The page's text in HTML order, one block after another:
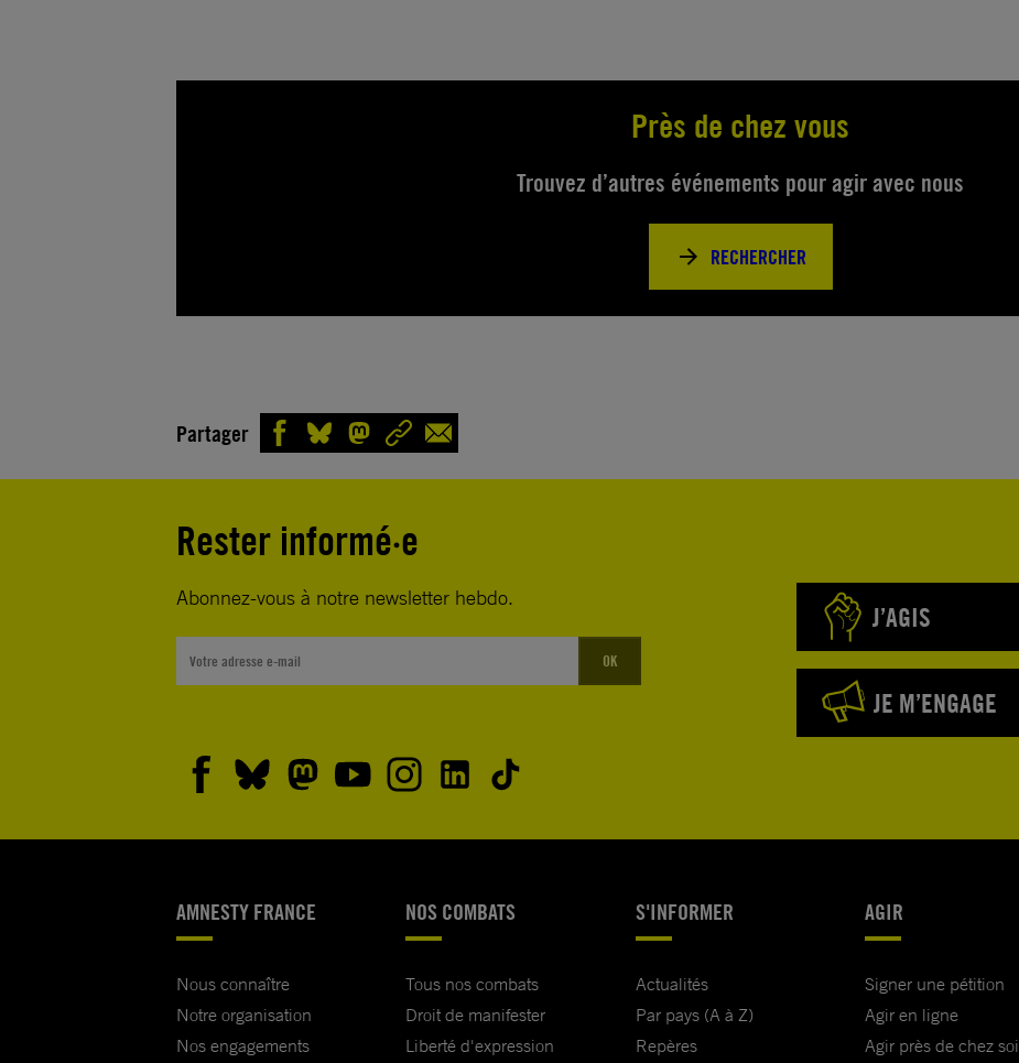
Près de chez vous
Trouvez d’autres événements pour agir avec nous
RECHERCHER
Partager
Rester informé·e
Abonnez-vous à notre newsletter hebdo.
OK
J’AGIS
JE M’ENGAGE
AMNESTY FRANCE
Nous connaître
Notre organisation
Nos engagements
NOS COMBATS
Tous nos combats
Droit de manifester
Liberté d'expression
S'INFORMER
Actualités
Par pays (A à Z)
Repères
AGIR
Signer une pétition
Agir en ligne
Agir près de chez soi